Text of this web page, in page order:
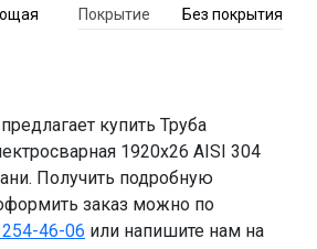
Покрытие
Без покрытия
купить Труба
1920х26 AISI 304
Получить подробную
заказ можно по
46-06 или напишите нам на